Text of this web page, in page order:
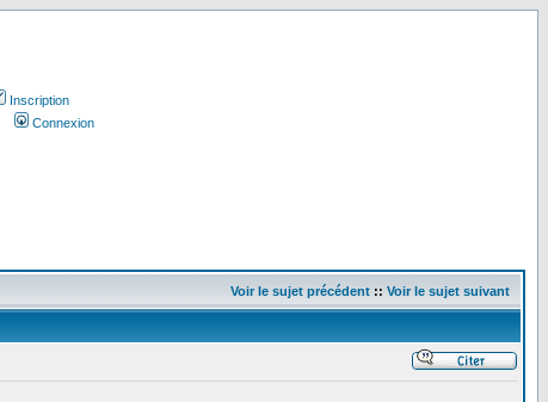
Inscription
Connexion
Voir le sujet précédent :: Voir le sujet suivant